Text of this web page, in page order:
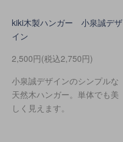
kiki木製ハンガー 小泉誠デザ
イン
2,500円(税込2,750円)
小泉誠デザインのシンプルな
天然木ハンガー。単体でも美
しく見えます。